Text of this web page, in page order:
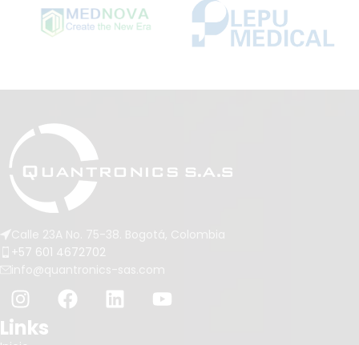
Calle 23A No. 75-38. Bogotá, Colombia
+57 601 4672702
info@quantronics-sas.com
Links